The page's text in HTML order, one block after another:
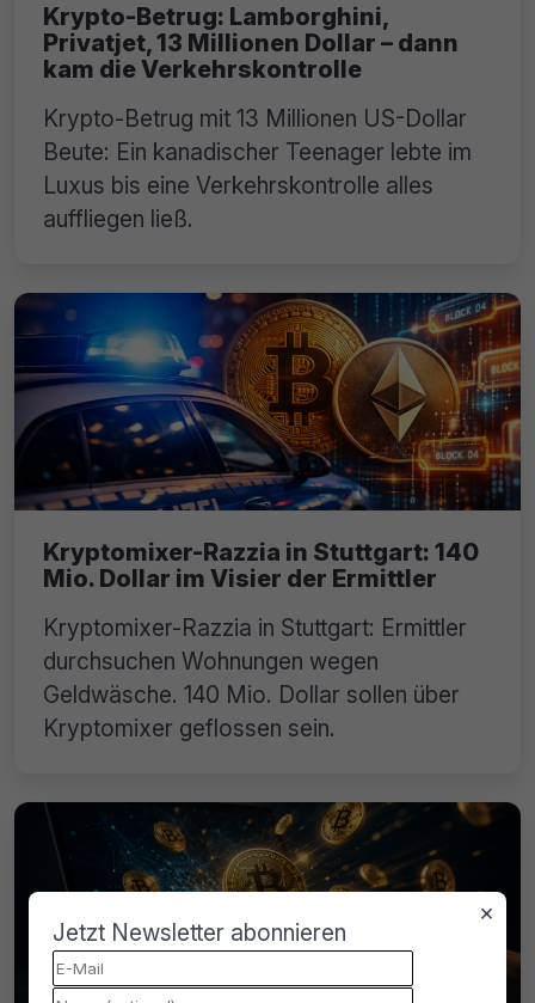
Krypto-Betrug: Lamborghini,
Privatjet, 13 Millionen Dollar – dann
kam die Verkehrskontrolle
Krypto-Betrug mit 13 Millionen US-Dollar
Beute: Ein kanadischer Teenager lebte im
Luxus bis eine Verkehrskontrolle alles
auffliegen ließ.
Kryptomixer-Razzia in Stuttgart: 140
Mio. Dollar im Visier der Ermittler
Kryptomixer-Razzia in Stuttgart: Ermittler
durchsuchen Wohnungen wegen
Geldwäsche. 140 Mio. Dollar sollen über
Kryptomixer geflossen sein.
×
Jetzt Newsletter abonnieren